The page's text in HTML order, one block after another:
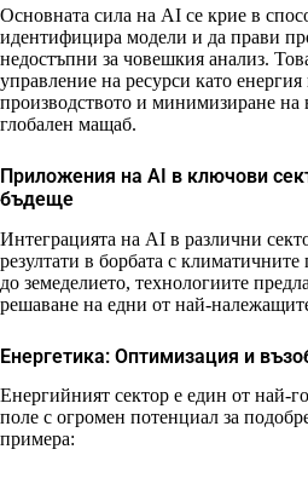
Основната сила на AI се крие в
идентифицира модели и да прави
недостъпни за човешкия анализ.
управление на ресурси като
производството и минимизиране на
глобален мащаб.
Приложения на AI в ключови
бъдеще
Интеграцията на AI в различни
резултати в борбата с
до земеделието, технологиите
решаване на едни от най-
Енергетика: Оптимизация и
Енергийният сектор е един от най-
поле с огромен потенциал за
примера: